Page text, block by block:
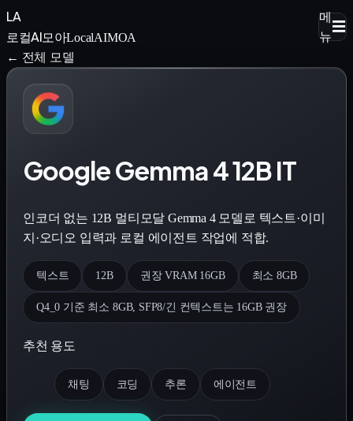
LA
로컬AI모아LocalAIMOA
메
뉴
☰
← 전체 모델
Google Gemma 4 12B IT
인코더 없는 12B 멀티모달 Gemma 4 모델로 텍스트·이미
지·오디오 입력과 로컬 에이전트 작업에 적합.
텍스트 12B 권장 VRAM 16GB 최소 8GB
Q4_0 기준 최소 8GB, SFP8/긴 컨텍스트는 16GB 권장
추천 용도
채팅 코딩 추론 에이전트